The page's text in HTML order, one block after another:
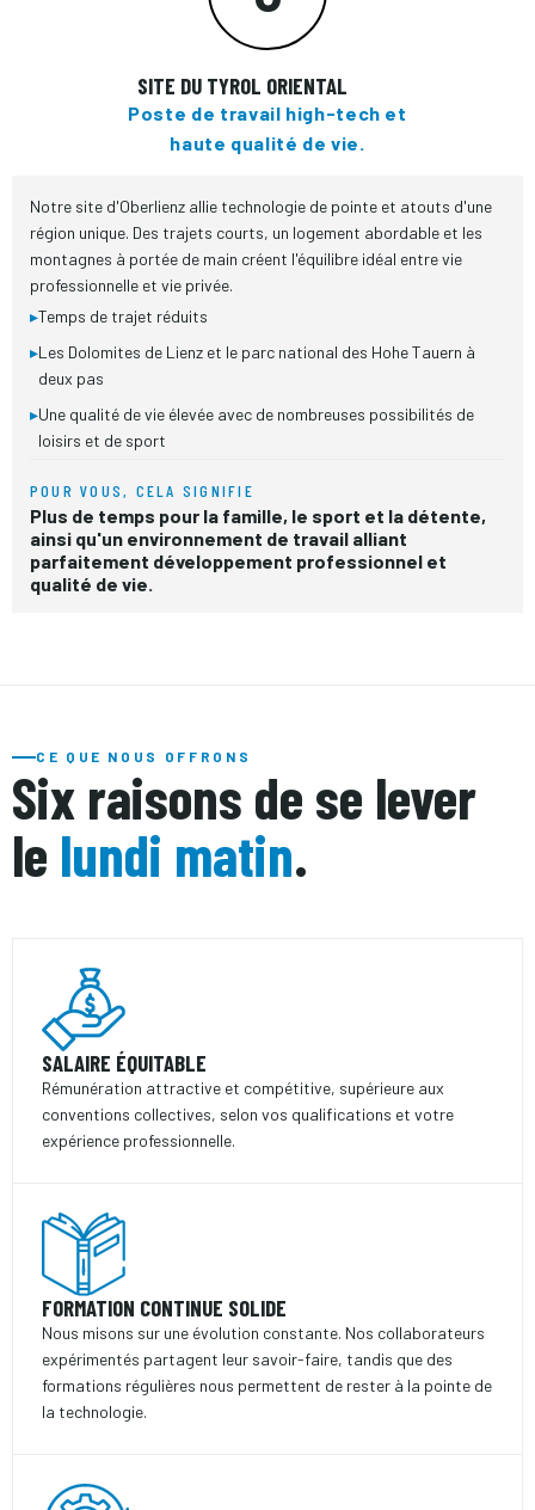
SITE DU TYROL ORIENTAL
Poste de travail high-tech et
haute qualité de vie.
Notre site d'Oberlienz allie technologie de pointe et atouts d'une
région unique. Des trajets courts, un logement abordable et les
montagnes à portée de main créent l'équilibre idéal entre vie
professionnelle et vie privée.
▸Temps de trajet réduits
▸Les Dolomites de Lienz et le parc national des Hohe Tauern à
deux pas
▸Une qualité de vie élevée avec de nombreuses possibilités de
loisirs et de sport
POUR VOUS, CELA SIGNIFIE
Plus de temps pour la famille, le sport et la détente,
ainsi qu'un environnement de travail alliant
parfaitement développement professionnel et
qualité de vie.
CE QUE NOUS OFFRONS
Six raisons de se lever
le lundi matin.
SALAIRE ÉQUITABLE
Rémunération attractive et compétitive, supérieure aux
conventions collectives, selon vos qualifications et votre
expérience professionnelle.
FORMATION CONTINUE SOLIDE
Nous misons sur une évolution constante. Nos collaborateurs
expérimentés partagent leur savoir-faire, tandis que des
formations régulières nous permettent de rester à la pointe de
la technologie.